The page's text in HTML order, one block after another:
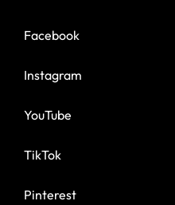
Facebook
Instagram
YouTube
TikTok
Pinterest